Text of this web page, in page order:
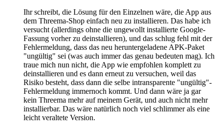
Ihr schreibt, die Lösung für den Einzelnen wäre, die App aus
dem Threema-Shop einfach neu zu installieren. Das habe ich
versucht (allerdings ohne die ungewollt installierte Google-
Fassung vorher zu deinstallieren), und das schlug fehl mit der
Fehlermeldung, dass das neu heruntergeladene APK-Paket
"ungültig" sei (was auch immer das genau bedeuten mag). Ich
traue mich nun nicht, die App wie empfohlen komplett zu
deinstallieren und es dann erneut zu versuchen, weil das
Risiko besteht, dass dann die selbe intransparente "ungültig"-
Fehlermeldung immernoch kommt. Und dann wäre ja gar
kein Threema mehr auf meinem Gerät, und auch nicht mehr
installierbar. Das wäre natürlich noch viel schlimmer als eine
leicht veraltete Version.